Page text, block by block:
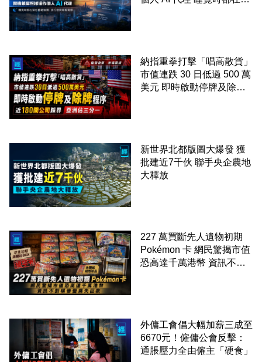
納指重拳打擊「唱高散貨」
市值連跌 30 日低過 500 萬
美元 即時啟動停牌及除牌
新世界北都版圖大爆發 獲
批建近7千伙 聯手央企農地
大釋放
227 萬買斷先人遺物初期
Pokémon 卡 網民驚揭市值
恐高達千萬港幣 資訊不對
外傭工會倡大幅加薪三成至
6670元！僱傭公會反擊：
通脹壓力全由僱主「硬食」